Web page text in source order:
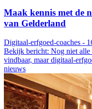
Maak kennis met de
van Gelderland
Digitaal-erfgoed-coaches -
Bekijk bericht: Nog niet alle
vindbaar, maar digitaal-
nieuws